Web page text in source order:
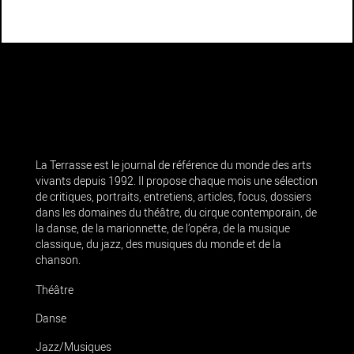
La Terrasse est le journal de référence du monde des arts
vivants depuis 1992. Il propose chaque mois une sélection
de critiques, portraits, entretiens, articles, focus, dossiers
dans les domaines du théâtre, du cirque contemporain, de
la danse, de la marionnette, de l’opéra, de la musique
classique, du jazz, des musiques du monde et de la
chanson.
Théâtre
Danse
Jazz/Musiques